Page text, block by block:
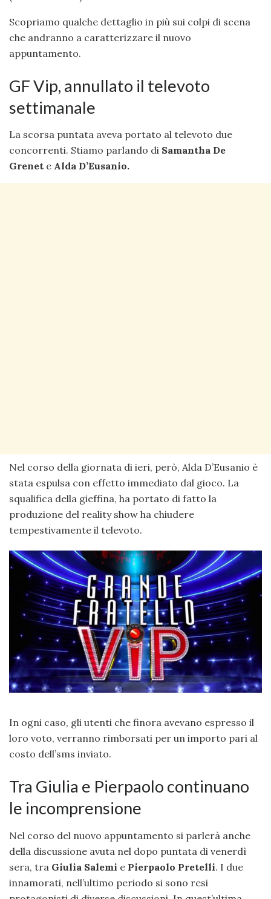
Scopriamo qualche dettaglio in più sui colpi di scena
che andranno a caratterizzare il nuovo
appuntamento.
GF Vip, annullato il televoto
settimanale
La scorsa puntata aveva portato al televoto due
concorrenti. Stiamo parlando di Samantha De
Grenet e Alda D’Eusanio.
Nel corso della giornata di ieri, però, Alda D’Eusanio è
stata espulsa con effetto immediato dal gioco. La
squalifica della gieffina, ha portato di fatto la
produzione del reality show ha chiudere
tempestivamente il televoto.
In ogni caso, gli utenti che finora avevano espresso il
loro voto, verranno rimborsati per un importo pari al
costo dell’sms inviato.
Tra Giulia e Pierpaolo continuano
le incomprensione
Nel corso del nuovo appuntamento si parlerà anche
della discussione avuta nel dopo puntata di venerdì
sera, tra Giulia Salemi e Pierpaolo Pretelli. I due
innamorati, nell’ultimo periodo si sono resi